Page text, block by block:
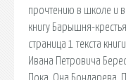
прочтению в школе и
книгу Барышня-
страница 1 текста
Ивана Петровича
Пока. Она Бондарева.